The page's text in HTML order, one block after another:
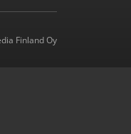
Finland Oy